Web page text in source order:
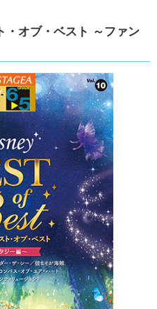
・オブ・ベスト ～ファン